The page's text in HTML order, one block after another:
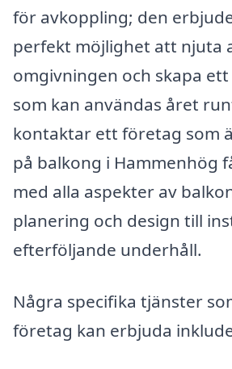
för avkoppling; den
perfekt möjlighet att njuta
omgivningen och skapa
som kan användas året
kontaktar ett företag som
på balkong i Hammenhög
med alla aspekter av
planering och design till
efterföljande underhåll.
Några specifika tjänster
företag kan erbjuda